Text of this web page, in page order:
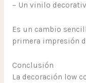
– Un vinilo
Es un cambio
primera impresión
Conclusión
La decoración low